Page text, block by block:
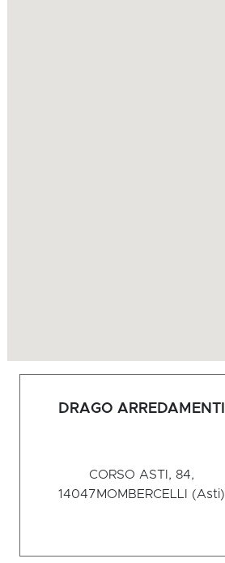
DRAGO ARREDAMENTI
CORSO ASTI, 84,
14047MOMBERCELLI (Asti)